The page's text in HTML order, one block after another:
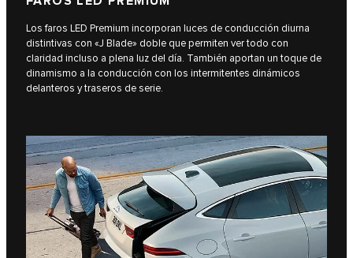
Los faros LED Premium incorporan luces de conducción diurna
distintivas con «J Blade» doble que permiten ver todo con
claridad incluso a plena luz del día. También aportan un toque de
dinamismo a la conducción con los intermitentes dinámicos
delanteros y traseros de serie.